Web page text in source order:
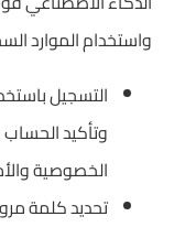
واستخدام الموارد
التسجيل
وتأكيد الحساب
الخصوصية
تحديد كلمة